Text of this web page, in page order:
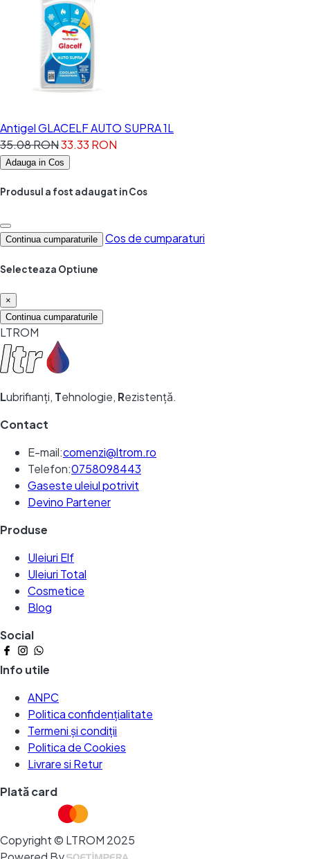
Antigel GLACELF AUTO SUPRA 1L
35.08 RON33.33 RON
Adauga in Cos
Produsul a fost adaugat in Cos
Continua cumparaturile Cos de cumparaturi
Selecteaza Optiune
×
Continua cumparaturile
LTROM
Lubrifianți, Tehnologie, Rezistență.
Contact
E-mail:comenzi@ltrom.ro
Telefon:0758098443
Gaseste uleiul potrivit
Devino Partener
Produse
Uleiuri Elf
Uleiuri Total
Cosmetice
Blog
Social
Info utile
ANPC
Politica confidențialitate
Termeni și condiții
Politica de Cookies
Livrare si Retur
Plată card
Copyright © LTROM 2025